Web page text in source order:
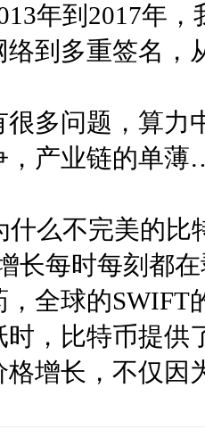
年到2017年
络到多重签名，
很多问题，算力
，产业链的单
什么不完美的
长每时每刻都
全球的
，比特币提供
增长，不仅因